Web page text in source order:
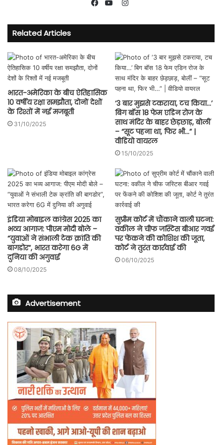
Instagram
Related Articles
भारत-अमेरिका के बीच ऐतिहासिक
10 वर्षीय रक्षा समझौता, दोनों देशों
के रिश्तों में नई मजबूती
31/10/2025
‘3 बार मुझसे टकराया, टच किया…’
बिग बॉस 18 फेम एडिन रोज के
साथ मंदिर के बाहर छेड़छाड़, बोलीं
– “सूट पहना था, फिर भी…” |
वीडियो वायरल
15/10/2025
इंडिया मोबाइल कांग्रेस 2025 का
भव्य आगाज: पीएम मोदी बोले –
“युवाओं ने संभाली टेक क्रांति की
बागडोर”, भारत करेगा 6G में
दुनिया की अगुवाई
08/10/2025
सुप्रीम कोर्ट में चौंकाने वाली घटना:
वकील ने चीफ जस्टिस बीआर गवई
पर फेंकने की कोशिश की जूता,
कोर्ट ने तुरंत कार्रवाई की
06/10/2025
Advertisement